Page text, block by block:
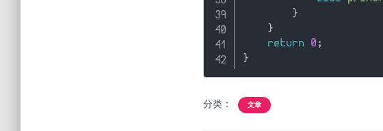
}
}
return
0 ;
}
分类： 文章